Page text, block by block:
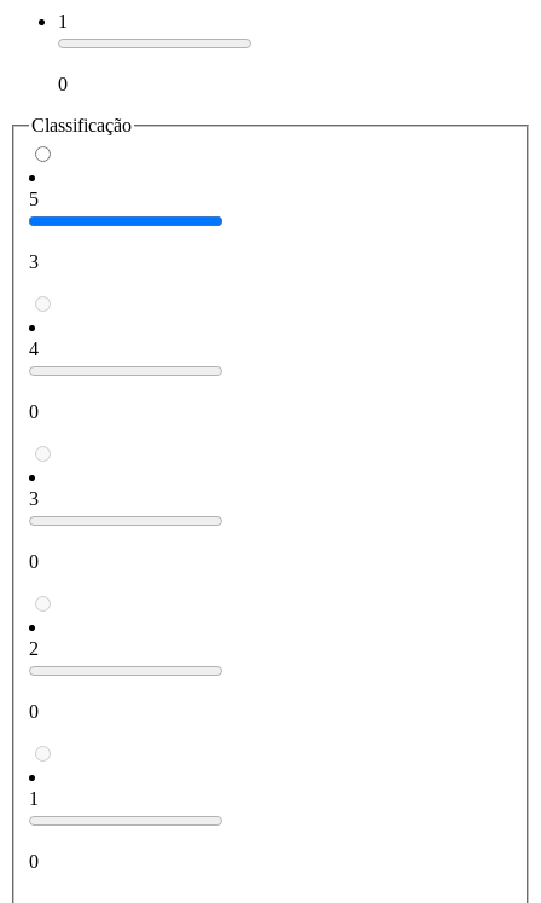
1
0
Classificação
5
3
4
0
3
0
2
0
1
0